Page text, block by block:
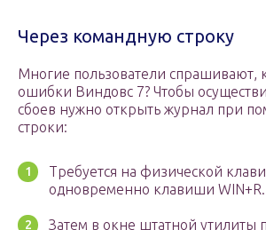
Через командную строку
Многие пользователи спрашивают,
ошибки Виндовс 7? Чтобы
сбоев нужно открыть журнал при
строки:
Требуется на физической
одновременно клавиши WIN+R.
Затем в окне штатной утилиты